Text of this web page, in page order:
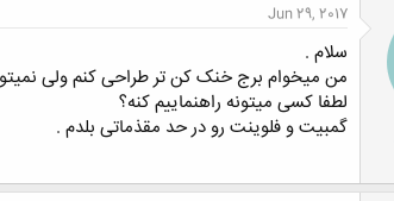
Jun 29, 2017
سلام .
من میخوام برج خنک کن تر طراحی کنم ولی
لطفا کسی میتونه راهنماییم کنه؟
گمبیت و فلوینت رو در حد مقذماتی بلدم .